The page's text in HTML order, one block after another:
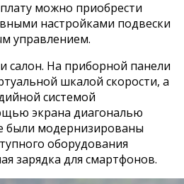
можно приобрести
настройками подвески
управлением.
салон. На приборной панели
шкалой скорости, а
системой
экрана диагональю
были модернизированы
оборудования
зарядка для смартфонов.